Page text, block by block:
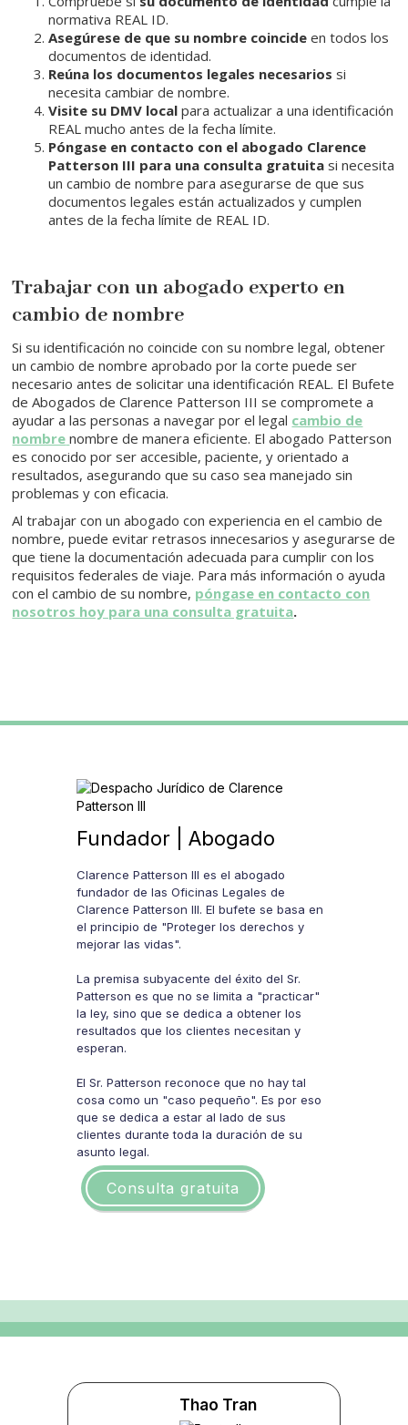
normativa REAL ID.
Asegúrese de que su nombre coincide en todos los
documentos de identidad.
Reúna los documentos legales necesarios si
necesita cambiar de nombre.
Visite su DMV local para actualizar a una identificación
REAL mucho antes de la fecha límite.
Póngase en contacto con el abogado Clarence
Patterson III para una consulta gratuita si necesita
un cambio de nombre para asegurarse de que sus
documentos legales están actualizados y cumplen
antes de la fecha límite de REAL ID.
Trabajar con un abogado experto en
cambio de nombre
Si su identificación no coincide con su nombre legal, obtener
un cambio de nombre aprobado por la corte puede ser
necesario antes de solicitar una identificación REAL. El Bufete
de Abogados de Clarence Patterson III se compromete a
ayudar a las personas a navegar por el legal cambio de
nombre nombre de manera eficiente. El abogado Patterson
es conocido por ser accesible, paciente, y orientado a
resultados, asegurando que su caso sea manejado sin
problemas y con eficacia.
Al trabajar con un abogado con experiencia en el cambio de
nombre, puede evitar retrasos innecesarios y asegurarse de
que tiene la documentación adecuada para cumplir con los
requisitos federales de viaje. Para más información o ayuda
con el cambio de su nombre, póngase en contacto con
nosotros hoy para una consulta gratuita.
Fundador | Abogado
Clarence Patterson III es el abogado
fundador de las Oficinas Legales de
Clarence Patterson III. El bufete se basa en
el principio de "Proteger los derechos y
mejorar las vidas".
La premisa subyacente del éxito del Sr.
Patterson es que no se limita a "practicar"
la ley, sino que se dedica a obtener los
resultados que los clientes necesitan y
esperan.
El Sr. Patterson reconoce que no hay tal
cosa como un "caso pequeño". Es por eso
que se dedica a estar al lado de sus
clientes durante toda la duración de su
asunto legal.
Consulta gratuita
Thao Tran